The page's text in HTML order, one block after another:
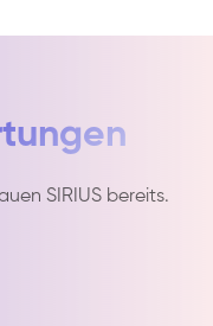
SIRIUS bereits.